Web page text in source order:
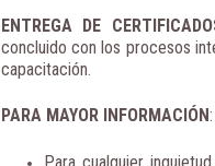
ENTREGA DE
concluido con los procesos
capacitación.
PARA MAYOR INFORMACIÓN: